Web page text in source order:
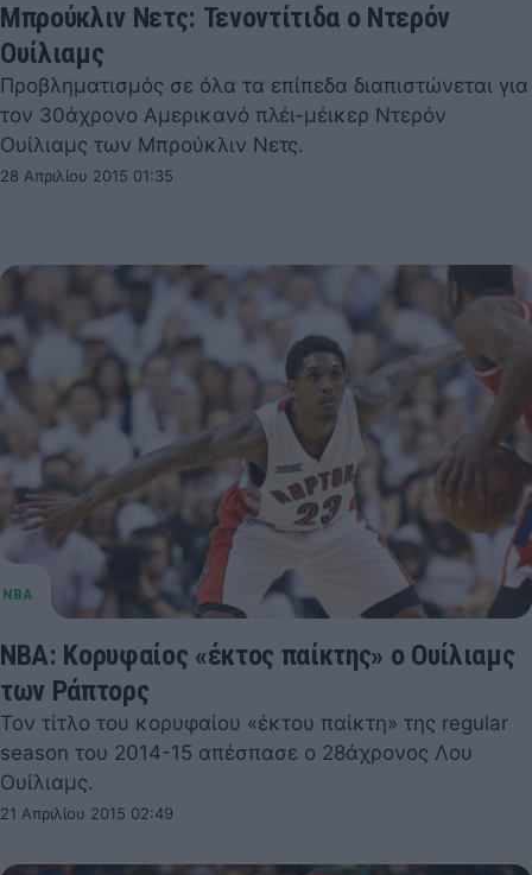
Μπρούκλιν Νετς: Τενοντίτιδα ο Ντερόν
Ουίλιαμς
Προβληματισμός σε όλα τα επίπεδα διαπιστώνεται για
τον 30άχρονο Αμερικανό πλέι-μέικερ Ντερόν
Ουίλιαμς των Μπρούκλιν Νετς.
28 Απριλίου 2015 01:35
NBA: Κορυφαίος «έκτος παίκτης» ο Ουίλιαμς
των Ράπτορς
Τον τίτλο του κορυφαίου «έκτου παίκτη» της regular
season του 2014-15 απέσπασε ο 28άχρονος Λου
Ουίλιαμς.
21 Απριλίου 2015 02:49